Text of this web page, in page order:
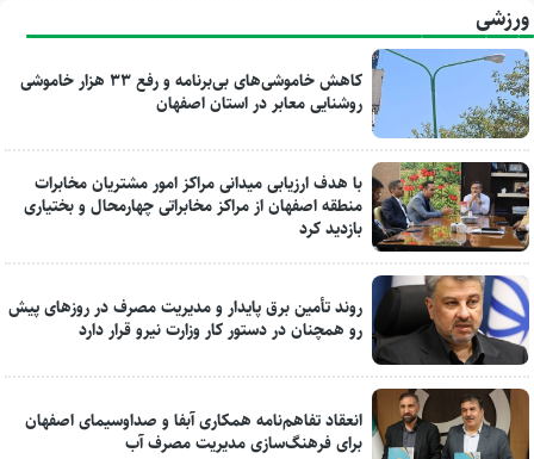
ورزشی
کاهش خاموشی‌های بی‌برنامه و رفع ۳۳ هزار خاموشی
روشنایی معابر در استان اصفهان
با هدف ارزیابی میدانی مراکز امور مشتریان مخابرات
منطقه اصفهان از مراکز مخابراتی چهارمحال و بختیاری
بازدید کرد
روند تأمین برق پایدار و مدیریت مصرف در روزهای پیش
رو همچنان در دستور کار وزارت نیرو قرار دارد
انعقاد تفاهم‌نامه همکاری آبفا و صداوسیمای اصفهان
برای فرهنگ‌سازی مدیریت مصرف آب